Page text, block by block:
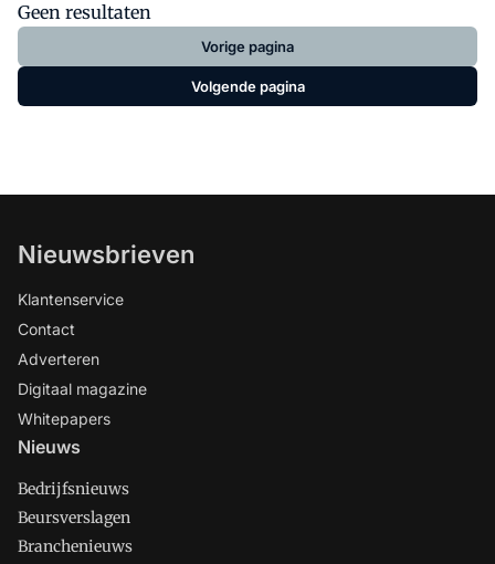
Geen resultaten
Vorige pagina
Volgende pagina
Nieuwsbrieven
Klantenservice
Contact
Adverteren
Digitaal magazine
Whitepapers
Nieuws
Bedrijfsnieuws
Beursverslagen
Branchenieuws